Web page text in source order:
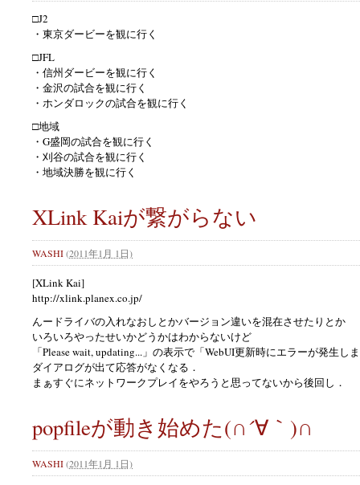
□J2
・東京ダービーを観に行く
□JFL
・信州ダービーを観に行く
・金沢の試合を観に行く
・ホンダロックの試合を観に行く
□地域
・G盛岡の試合を観に行く
・刈谷の試合を観に行く
・地域決勝を観に行く
XLink Kaiが繋がらない
WASHI(2011年1月 1日)
[XLink Kai]
http://xlink.planex.co.jp/
んードライバの入れなおしとかバージョン違いを混在させたりとか
いろいろやったせいかどうかはわからないけど
「Please wait, updating...」の表示で「WebUI更新時にエラーが発生し
ダイアログが出て応答がなくなる．
まぁすぐにネットワークプレイをやろうと思ってないから後回し．
popfileが動き始めた(∩´∀｀)∩
WASHI(2011年1月 1日)